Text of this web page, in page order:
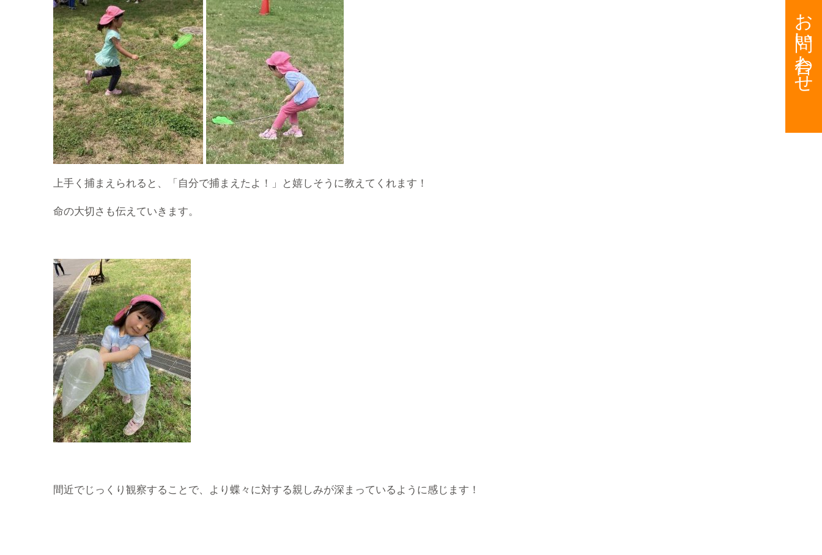
上手く捕まえられると、「自分で捕まえたよ！」と嬉しそうに教えてくれます！
命の大切さも伝えていきます。
間近でじっくり観察することで、より蝶々に対する親しみが深まっているように感じます！
お問い合わせ